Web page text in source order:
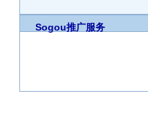
Sogou推广服务